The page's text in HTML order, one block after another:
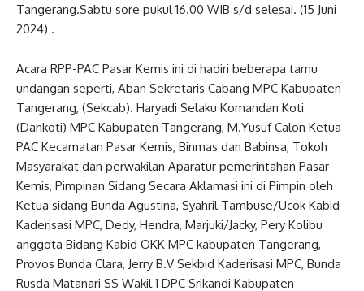
Tangerang.Sabtu sore pukul 16.00 WIB s/d selesai. (15 Juni
2024) .
Acara RPP-PAC Pasar Kemis ini di hadiri beberapa tamu
undangan seperti, Aban Sekretaris Cabang MPC Kabupaten
Tangerang, (Sekcab). Haryadi Selaku Komandan Koti
(Dankoti) MPC Kabupaten Tangerang, M.Yusuf Calon Ketua
PAC Kecamatan Pasar Kemis, Binmas dan Babinsa, Tokoh
Masyarakat dan perwakilan Aparatur pemerintahan Pasar
Kemis, Pimpinan Sidang Secara Aklamasi ini di Pimpin oleh
Ketua sidang Bunda Agustina, Syahril Tambuse/Ucok Kabid
Kaderisasi MPC, Dedy, Hendra, Marjuki/Jacky, Pery Kolibu
anggota Bidang Kabid OKK MPC kabupaten Tangerang,
Provos Bunda Clara, Jerry B.V Sekbid Kaderisasi MPC, Bunda
Rusda Matanari SS Wakil 1 DPC Srikandi Kabupaten